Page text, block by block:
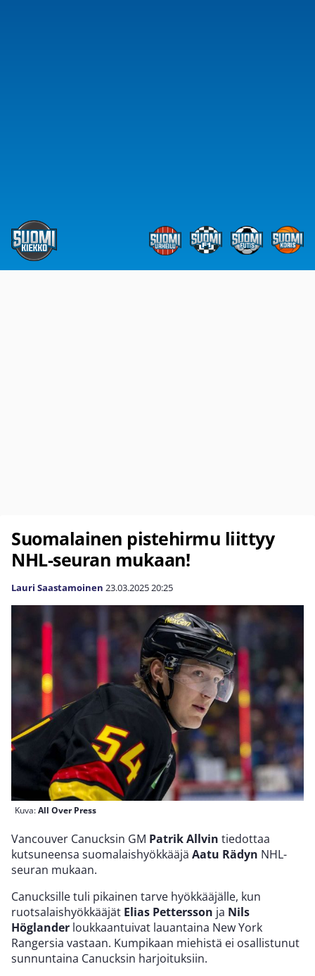
Suomalainen pistehirmu liittyy
NHL-seuran mukaan!
Lauri Saastamoinen 23.03.202520:25
Kuva:All Over Press
Vancouver Canucksin GM Patrik Allvin tiedottaa
kutsuneensa suomalaishyökkääjä Aatu Rädyn NHL-
seuran mukaan.
Canucksille tuli pikainen tarve hyökkääjälle, kun
ruotsalaishyökkääjät Elias Pettersson ja Nils
Höglander loukkaantuivat lauantaina New York
Rangersia vastaan. Kumpikaan miehistä ei osallistunut
sunnuntaina Canucksin harjoituksiin.